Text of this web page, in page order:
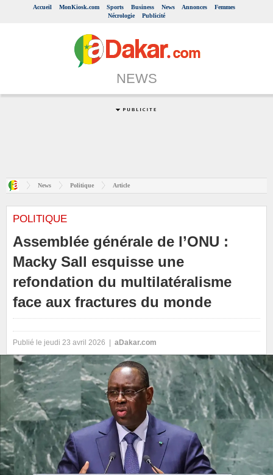
Accueil MonKiosk.com Sports Business News Annonces
Femmes
Nécrologie
Publicité
NEWS
News Politique Article
POLITIQUE
Assemblée générale de l’ONU :
Macky Sall esquisse une
refondation du multilatéralisme
face aux fractures du monde
Publié le jeudi 23 avril 2026 | aDakar.com